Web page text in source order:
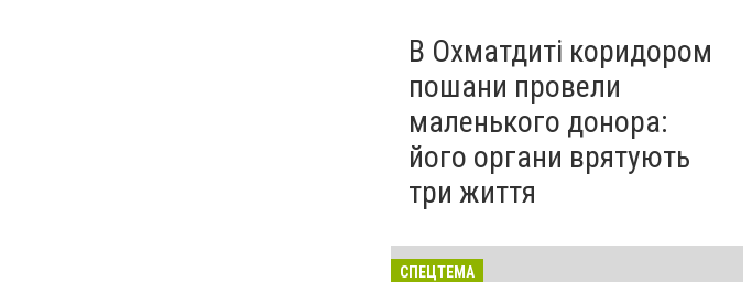
В Охматдиті коридором
пошани провели
маленького донора:
його органи врятують
три життя
СПЕЦТЕМА